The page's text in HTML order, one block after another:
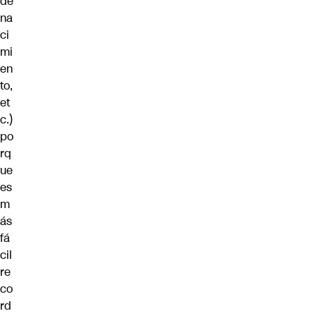
na
ci
mi
en
to,
et
c.)
po
rq
ue
es
m
ás
fá
cil
re
co
rd